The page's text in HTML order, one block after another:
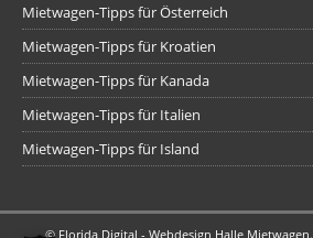
Mietwagen-Tipps für Österreich
Mietwagen-Tipps für Kroatien
Mietwagen-Tipps für Kanada
Mietwagen-Tipps für Italien
Mietwagen-Tipps für Island
© Florida Digital - Webdesign Halle